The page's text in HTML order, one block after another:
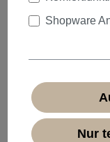
ab5
ab20
Shopware
Nur